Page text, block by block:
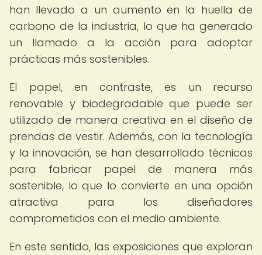
han llevado a un aumento en la huella de
carbono de la industria, lo que ha generado
un llamado a la acción para adoptar
prácticas más sostenibles.
El papel, en contraste, es un recurso
renovable y biodegradable que puede ser
utilizado de manera creativa en el diseño de
prendas de vestir. Además, con la tecnología
y la innovación, se han desarrollado técnicas
para fabricar papel de manera más
sostenible, lo que lo convierte en una opción
atractiva para los diseñadores
comprometidos con el medio ambiente.
En este sentido, las exposiciones que exploran